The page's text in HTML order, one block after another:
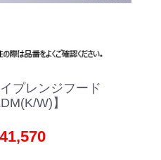
プレンジフード
W)】